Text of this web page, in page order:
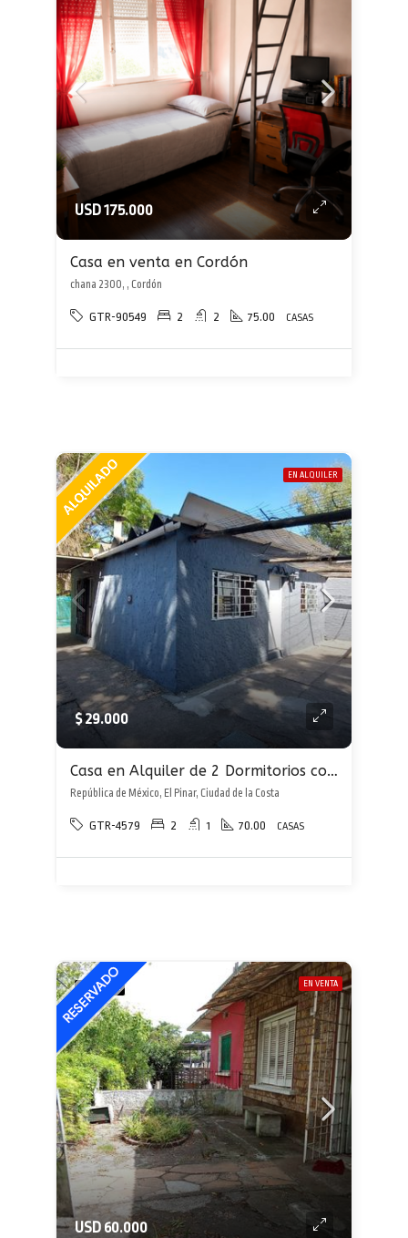
USD 175.000
Casa en venta en Cordón
chana 2300, , Cordón
GTR-90549 2 2 75.00 CASAS
EN ALQUILER
$ 29.000
Casa en Alquiler de 2 Dormitorios con jardin y parrillero en El Pinar
República de México, El Pinar, Ciudad de la Costa
GTR-4579 2 1 70.00 CASAS
DESTACADA EN VENTA
USD 60.000